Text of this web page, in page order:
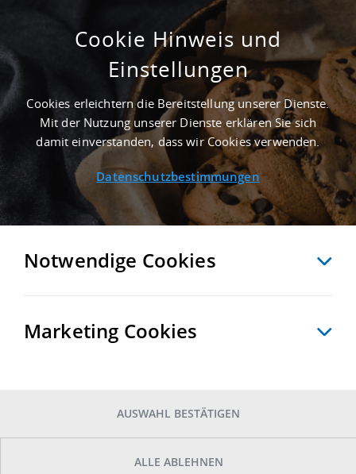
ERSTBEZUG - 4.000 M² LOGISTIKHALLE IN
BREMERHAVEN AN DER AUTOBAHN A 27
Startseite Immobiliensuche Detailansicht
VERGLEICHEN EXPORT PDF
Cookie Hinweis und
Einstellungen
Cookies erleichtern die Bereitstellung unserer Dienste.
Mit der Nutzung unserer Dienste erklären Sie sich
damit einverstanden, dass wir Cookies verwenden.
Datenschutzbestimmungen
Notwendige Cookies
Marketing Cookies
AUSWAHL BESTÄTIGEN
ALLE ABLEHNEN